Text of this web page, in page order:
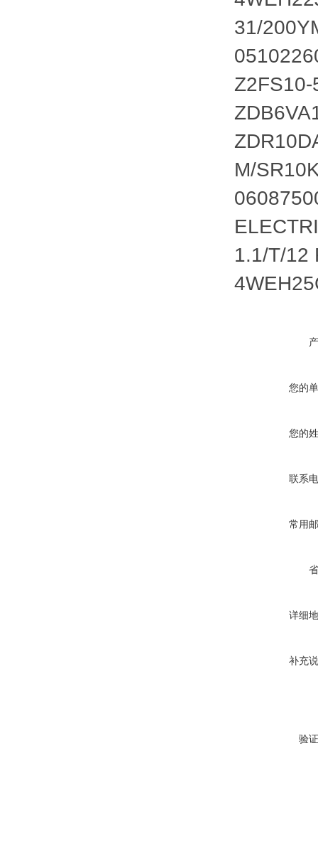
31/
M/
1.1/T/12
您的
您的
联系
常用
详细
补充
验